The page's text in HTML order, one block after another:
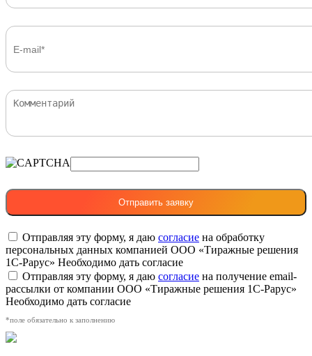
Отправляя эту форму, я даю согласие на обработку
персональных данных компанией ООО «Тиражные решения
1С-Рарус» Необходимо дать согласие
Отправляя эту форму, я даю согласие на получение email-
рассылки от компании ООО «Тиражные решения 1С-Рарус»
Необходимо дать согласие
*поле обязательно к заполнению